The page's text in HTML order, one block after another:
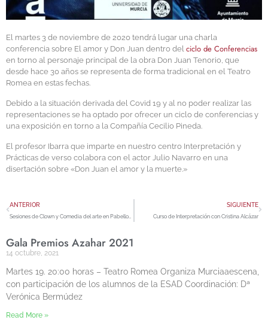
El martes 3 de noviembre de 2020 tendrá lugar una charla
conferencia sobre El amor y Don Juan dentro del ciclo de Conferencias
en torno al personaje principal de la obra Don Juan Tenorio, que
desde hace 30 años se representa de forma tradicional en el Teatro
Romea en estas fechas.
Debido a la situación derivada del Covid 19 y al no poder realizar las
representaciones se ha optado por ofrecer un ciclo de conferencias y
una exposición en torno a la Compañía Cecilio Pineda.
El profesor Ibarra que imparte en nuestro centro Interpretación y
Prácticas de verso colabora con el actor Julio Navarro en una
disertación sobre «Don Juan el amor y la muerte.»
ANTERIOR SIGUIENTE
Curso de Interpretación con Cristina Alcázar
Gala Premios Azahar 2021
14 octubre, 2021
Martes 19. 20:00 horas – Teatro Romea Organiza Murciaaescena,
con participación de los alumnos de la ESAD Coordinación: Dª
Verónica Bermúdez
Read More »